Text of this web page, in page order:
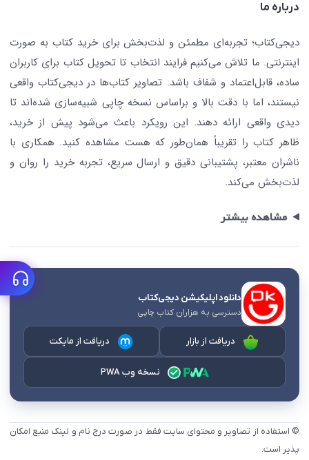
جستجو در سایت
کتابیاب
درباره ما
دیجی‌کتاب؛ تجربه‌ای مطمئن و لذت‌بخش برای خرید کتاب به صورت
اینترنتی. ما تلاش می‌کنیم فرایند انتخاب تا تحویل کتاب برای کاربران
ساده، قابل‌اعتماد و شفاف باشد. تصاویر کتاب‌ها در دیجی‌کتاب واقعی
نیستند، اما با دقت بالا و براساس نسخه چاپی شبیه‌سازی شده‌اند تا
دیدی واقعی ارائه دهند. این رویکرد باعث می‌شود پیش از خرید،
ظاهر کتاب را تقریباً همان‌طور که هست مشاهده کنید. همکاری با
ناشران معتبر، پشتیبانی دقیق و ارسال سریع، تجربه خرید را روان و
لذت‌بخش می‌کند.
مشاهده بیشتر
دانلود اپلیکیشن دیجی‌کتاب
دسترسی به هزاران کتاب چاپی
دریافت از بازار دریافت از مایکت
نسخه وب PWA
© استفاده از تصاویر و محتوای سایت فقط در صورت درج نام و لینک منبع امکان
پذیر است.